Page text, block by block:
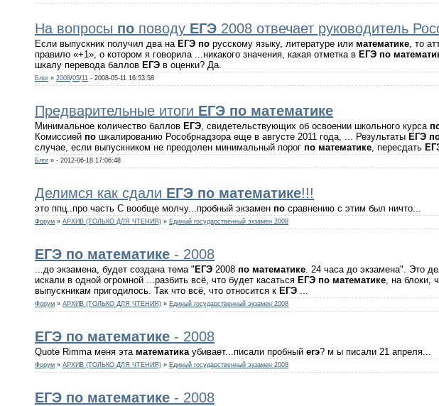
На вопросы по поводу ЕГЭ 2008 отвечает руководитель
Если выпускник получил два на ЕГЭ по русскому языку, литературе или математике , то
правило «+1», о котором я говорила ...никакого значения, какая отметка в ЕГЭ по
шкалу перевода баллов ЕГЭ в оценки? Да.
Блог » 2008/05/11 - 2008-05-11 16:53:58
Предварительные итоги ЕГЭ по математике
Минимальное количество баллов ЕГЭ , свидетельствующих об освоении школьного курса
Комиссией по шкалированию Рособрнадзора еще в августе 2011 года, ... Результаты ЕГЭ
случае, если выпускником не преодолен минимальный порог по математике , пересдать
Блог » - 2012-06-18 17:06:48
Делимся как сдали ЕГЭ по математике!!!
это ппц..про часть С вообще молчу...пробный экзамен по сравнению с этим был ничто...
Форум » АРХИВ (ТОЛЬКО ДЛЯ ЧТЕНИЯ) » Единый государственный экзамен 2008
ЕГЭ по математике - 2008
...до экзамена, будет создана тема "ЕГЭ 2008 по математике . 24 часа до экзамена". Это
искали в одной огромной ...разбить всё, что будет касаться ЕГЭ по математике , на
выпускникам пригодилось. Так что всё, что относится к ЕГЭ
Форум » АРХИВ (ТОЛЬКО ДЛЯ ЧТЕНИЯ) » Единый государственный экзамен 2008
ЕГЭ по математике - 2008
Quote Rimma меня эта математика убивает...писали пробный егэ? м ы писали 21 апреля...
Форум » АРХИВ (ТОЛЬКО ДЛЯ ЧТЕНИЯ) » Единый государственный экзамен 2008
ЕГЭ по математике - 2008